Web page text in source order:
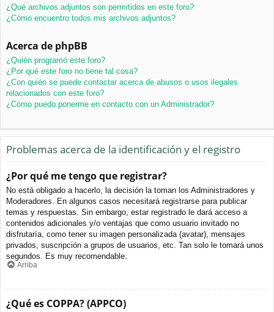
¿Qué archivos adjuntos son permitidos en este foro?
¿Cómo encuentro todos mis archivos adjuntos?
Acerca de phpBB
¿Quién programó este foro?
¿Por qué este foro no tiene tal cosa?
¿Con quién se puede contactar acerca de abusos o usos ilegales
relacionados con este foro?
¿Cómo puedo ponerme en contacto con un Administrador?
Problemas acerca de la identificación y el registro
¿Por qué me tengo que registrar?
No está obligado a hacerlo, la decisión la toman los Administradores y
Moderadores. En algunos casos necesitará registrarse para publicar
temas y respuestas. Sin embargo, estar registrado le dará acceso a
contenidos adicionales y/o ventajas que como usuario invitado no
disfrutaría, como tener su imagen personalizada (avatar), mensajes
privados, suscripción a grupos de usuarios, etc. Tan solo le tomará unos
segundos. Es muy recomendable.
Arriba
¿Qué es COPPA? (APPCO)